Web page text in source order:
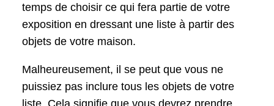
temps de choisir ce qui fera partie de votre
exposition en dressant une liste à partir des
objets de votre maison.
Malheureusement, il se peut que vous ne
puissiez pas inclure tous les objets de votre
liste. Cela signifie que vous devrez prendre